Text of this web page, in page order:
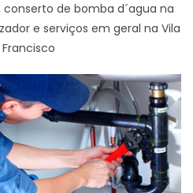
conserto de bomba d´agua na
e serviços em geral na Vila
Francisco